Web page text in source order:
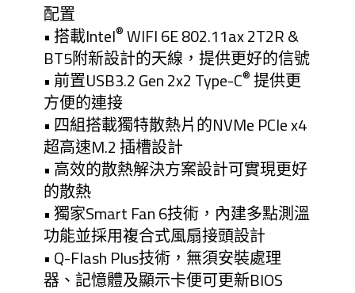
配置
• 搭載Intel® WIFI 6E 802.11ax 2T2R &
BT5附新設計的天線，提供更好的信號
• 前置USB3.2 Gen 2x2 Type-C® 提供更
方便的連接
• 四組搭載獨特散熱片的NVMe PCIe x4
超高速M.2 插槽設計
• 高效的散熱解決方案設計可實現更好
的散熱
• 獨家Smart Fan 6技術，內建多點測溫
功能並採用複合式風扇接頭設計
• Q-Flash Plus技術，無須安裝處理
器、記憶體及顯示卡便可更新BIOS